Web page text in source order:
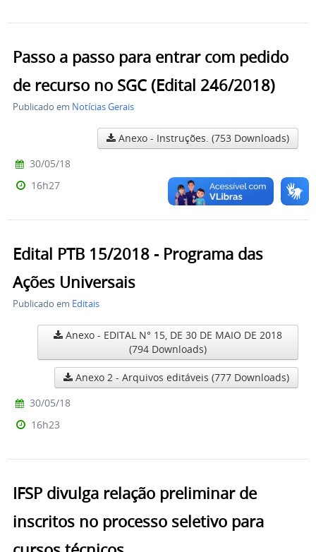
Passo a passo para entrar com pedido
de recurso no SGC (Edital 246/2018)
Publicado em Notícias Gerais
Anexo - Instruções. (753 Downloads)
30/05/18
16h27
Edital PTB 15/2018 - Programa das
Ações Universais
Publicado em Editais
Anexo - EDITAL N° 15, DE 30 DE MAIO DE 2018
(794 Downloads)
Anexo 2 - Arquivos editáveis (777 Downloads)
30/05/18
16h23
IFSP divulga relação preliminar de
inscritos no processo seletivo para